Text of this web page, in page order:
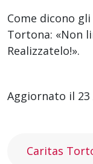
Come dicono
Tortona: «Non
Realizzatelo!».
Aggiornato il 23
Caritas